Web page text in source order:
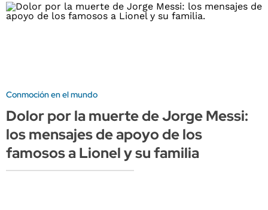
Conmoción en el mundo
Dolor por la muerte de Jorge Messi:
los mensajes de apoyo de los
famosos a Lionel y su familia